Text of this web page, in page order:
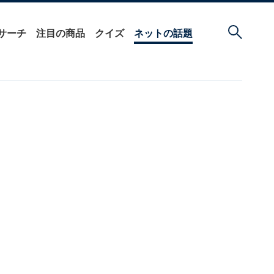
ーチ 注目の商品 クイズ ネットの話題